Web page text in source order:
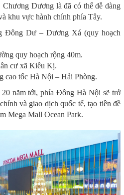
Dương là đã có thể dễ dàng
khu vực hành chính phía Tây.
Đông Dư – Dương Xá (quy hoạch
quy hoạch rộng 40m.
cư xã Kiêu Kị.
cao tốc Hà Nội – Hải Phòng.
năm tới, phía Đông Hà Nội sẽ trở
và giao dịch quốc tế, tạo tiền đề
Mega Mall Ocean Park.